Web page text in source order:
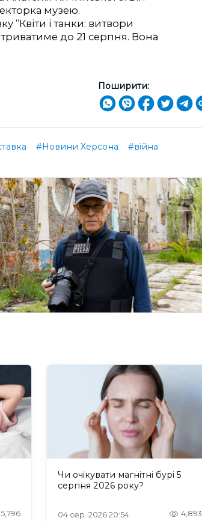
музею.
“Квіти і танки: витвори
триватиме до 21 серпня. Вона
Поширити:
#Новини Херсона #війна
5,796
Чи очікувати магнітні бурі 5
серпня 2026 року?
04 сер. 2026 20:54 4,893